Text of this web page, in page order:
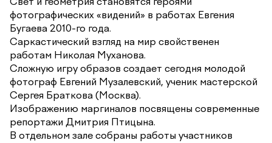
фотографических «видений» в работах Евгения
Бугаева 2010-го года.
Саркастический взгляд на мир свойственен
работам Николая Муханова.
Сложную игру образов создает сегодня молодой
фотограф Евгений Музалевский, ученик мастерской
Сергея Браткова (Москва).
Изображению маргиналов посвящены современные
репортажи Дмитрия Птицына.
В отдельном зале собраны работы участников